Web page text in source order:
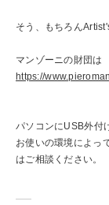
そう、もちろん
マンゾーニの財団は
https://
パソコンにUSB外付
お使いの環境によっ
はご相談ください。